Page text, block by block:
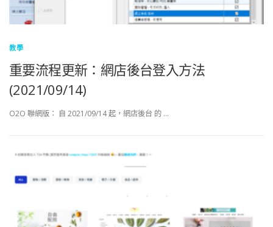
教學
重要流程更新：網店後台登入方法
(2021/09/14)
O2O 聯網版： 自 2021/09/14 起，網店後台 的 …